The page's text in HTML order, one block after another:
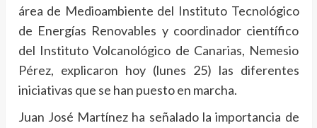
área de Medioambiente del Instituto Tecnológico
de Energías Renovables y coordinador científico
del Instituto Volcanológico de Canarias, Nemesio
Pérez, explicaron hoy (lunes 25) las diferentes
iniciativas que se han puesto en marcha.
Juan José Martínez ha señalado la importancia de